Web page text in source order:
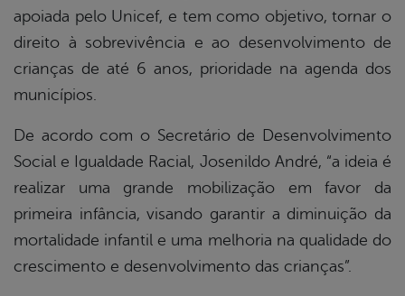
apoiada pelo Unicef, e tem como objetivo, tornar o
direito à sobrevivência e ao desenvolvimento de
crianças de até 6 anos, prioridade na agenda dos
municípios.
De acordo com o Secretário de Desenvolvimento
Social e Igualdade Racial, Josenildo André, “a ideia é
realizar uma grande mobilização em favor da
primeira infância, visando garantir a diminuição da
mortalidade infantil e uma melhoria na qualidade do
crescimento e desenvolvimento das crianças”.